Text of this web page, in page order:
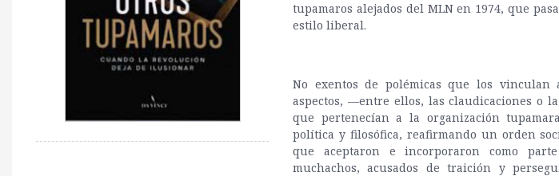
tupamaros alejados del MLN en 1974, que
estilo liberal.
No exentos de polémicas que los
aspectos, —entre ellos, las claudicaciones o
que pertenecían a la organización
política y filosófica, reafirmando un orden
que aceptaron e incorporaron como
muchachos, acusados de traición y